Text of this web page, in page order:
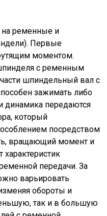
на ременные и
Первые
моментом.
с ременным
шпиндельный вал с
зажимать либо
динамика передаются
который
посредством
вращающий момент и
характеристик
передачи. За
варьировать
обороты и
так и в большую